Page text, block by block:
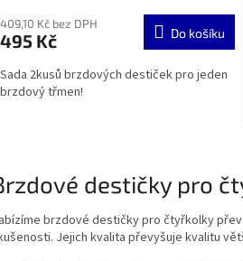
409,10 Kč bez DPH
495 Kč Do košíku
Sada 2kusů brzdových destiček pro jeden
brzdový třmen!
destičky pro
brzdové destičky pro čtyřkolky
Jejich kvalita převyšuje kvalitu